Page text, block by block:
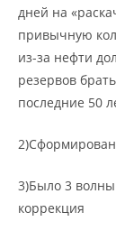
дней на
привычную
из-за нефти
резервов
последние 50
3)Было 3 волны
коррекция